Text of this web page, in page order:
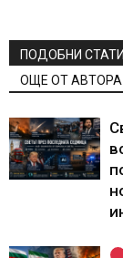
ПОДОБНИ
ОЩЕ ОТ АВТОРА